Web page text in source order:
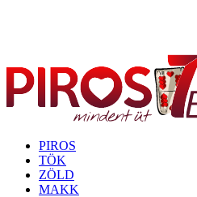
PIROS
TÖK
ZÖLD
MAKK